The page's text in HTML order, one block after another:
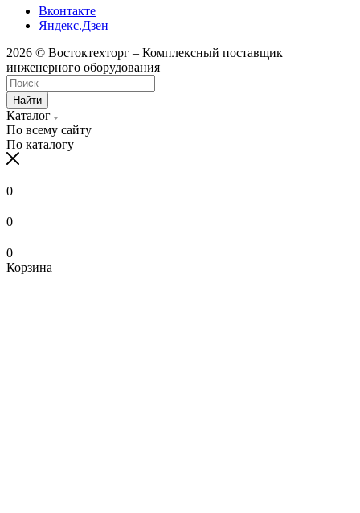
Вконтакте
Яндекс.Дзен
2026 © Востоктехторг – Комплексный поставщик
инженерного оборудования
Найти
Каталог
По всему сайту
По каталогу
0
0
0
Корзина